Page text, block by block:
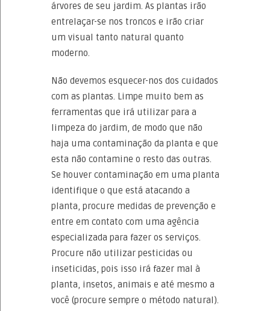
árvores de seu jardim. As plantas irão
entrelaçar-se nos troncos e irão criar
um visual tanto natural quanto
moderno.
Não devemos esquecer-nos dos cuidados
com as plantas. Limpe muito bem as
ferramentas que irá utilizar para a
limpeza do jardim, de modo que não
haja uma contaminação da planta e que
esta não contamine o resto das outras.
Se houver contaminação em uma planta
identifique o que está atacando a
planta, procure medidas de prevenção e
entre em contato com uma agência
especializada para fazer os serviços.
Procure não utilizar pesticidas ou
inseticidas, pois isso irá fazer mal à
planta, insetos, animais e até mesmo a
você (procure sempre o método natural).